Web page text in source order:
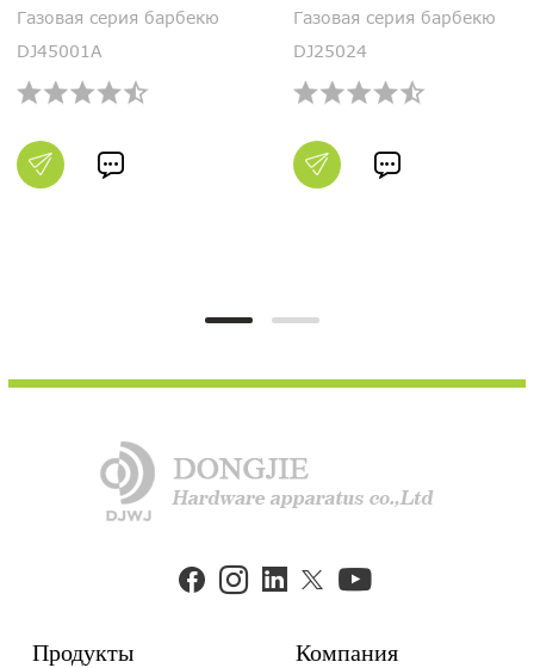
Газовая серия барбекю
DJ45001A

Газовая серия барбекю
DJ25024

 
Продукты Компания